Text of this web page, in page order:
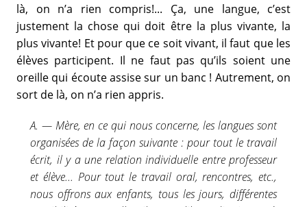
là, on n’a rien compris!... Ça, une langue, c’est
justement la chose qui doit être la plus vivante, la
plus vivante! Et pour que ce soit vivant, il faut que les
élèves participent. Il ne faut pas qu’ils soient une
oreille qui écoute assise sur un banc ! Autrement, on
sort de là, on n’a rien appris.
A. — Mère, en ce qui nous concerne, les langues sont
organisées de la façon suivante : pour tout le travail
écrit, il y a une relation individuelle entre professeur
et élève... Pour tout le travail oral, rencontres, etc.,
nous offrons aux enfants, tous les jours, différentes